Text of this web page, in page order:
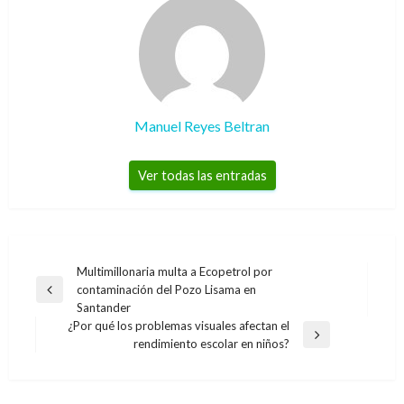
Manuel Reyes Beltran
Ver todas las entradas
Navegación
de
entradas
Entrada
anterior
Multimillonaria multa a Ecopetrol por
contaminación del Pozo Lisama en
Santander
¿Por qué los problemas visuales afectan el
rendimiento escolar en niños?